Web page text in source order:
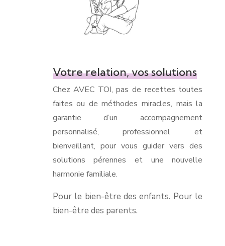
Votre relation, vos solutions
Chez AVEC TOI, pas de recettes toutes
faites ou de méthodes miracles, mais la
garantie d’un accompagnement
personnalisé, professionnel et
bienveillant, pour vous guider vers des
solutions pérennes et une nouvelle
harmonie familiale.
Pour le bien-être des enfants. Pour le
bien-être des parents.